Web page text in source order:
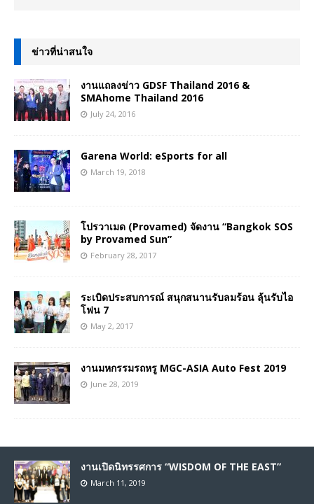
ข่าวที่น่าสนใจ
งานแถลงข่าว GDSF Thailand 2016 &
SMAhome Thailand 2016
July 24, 2016
Garena World: eSports for all
March 19, 2018
โปรวาเมด (Provamed) จัดงาน “Bangkok SOS
by Provamed Sun”
February 28, 2017
ระเบิดประสบการณ์ สนุกสนานรับลมร้อน ลุ้นรับไอ
โฟน 7
May 2, 2017
งานมหกรรมรถหรู MGC-ASIA Auto Fest 2019
June 28, 2019
งานเปิดนิทรรศการ “WISDOM OF THE EAST”
March 11, 2019